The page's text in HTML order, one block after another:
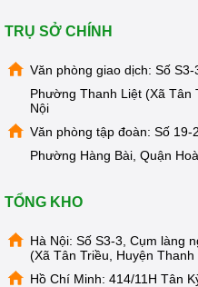
TIN
MẠI
TỨC
SỰ
KIỆN
HƯỚNG
CHƯƠNG
TRÌNH
KANGAROO
TRỤ SỞ CHÍNH
Văn phòng giao dịch: Số
Phường Thanh Liệt (Xã Tân
Nội
Văn phòng tập đoàn: Số 19-
Phường Hàng Bài, Quận
TỔNG KHO
Hà Nội: Số S3-3, Cụm làng
(Xã Tân Triều, Huyện Thanh
Hồ Chí Minh: 414/11H Tân